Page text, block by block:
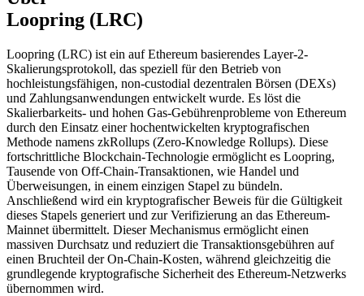
Loopring (LRC)
Loopring (LRC) ist ein auf Ethereum basierendes Layer-2-
Skalierungsprotokoll, das speziell für den Betrieb von
hochleistungsfähigen, non-custodial dezentralen Börsen (DEXs)
und Zahlungsanwendungen entwickelt wurde. Es löst die
Skalierbarkeits- und hohen Gas-Gebührenprobleme von Ethereum
durch den Einsatz einer hochentwickelten kryptografischen
Methode namens zkRollups (Zero-Knowledge Rollups). Diese
fortschrittliche Blockchain-Technologie ermöglicht es Loopring,
Tausende von Off-Chain-Transaktionen, wie Handel und
Überweisungen, in einem einzigen Stapel zu bündeln.
Anschließend wird ein kryptografischer Beweis für die Gültigkeit
dieses Stapels generiert und zur Verifizierung an das Ethereum-
Mainnet übermittelt. Dieser Mechanismus ermöglicht einen
massiven Durchsatz und reduziert die Transaktionsgebühren auf
einen Bruchteil der On-Chain-Kosten, während gleichzeitig die
grundlegende kryptografische Sicherheit des Ethereum-Netzwerks
übernommen wird.